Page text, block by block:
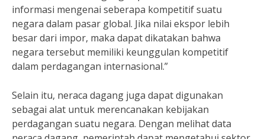
informasi mengenai seberapa kompetitif suatu
negara dalam pasar global. Jika nilai ekspor lebih
besar dari impor, maka dapat dikatakan bahwa
negara tersebut memiliki keunggulan kompetitif
dalam perdagangan internasional.”
Selain itu, neraca dagang juga dapat digunakan
sebagai alat untuk merencanakan kebijakan
perdagangan suatu negara. Dengan melihat data